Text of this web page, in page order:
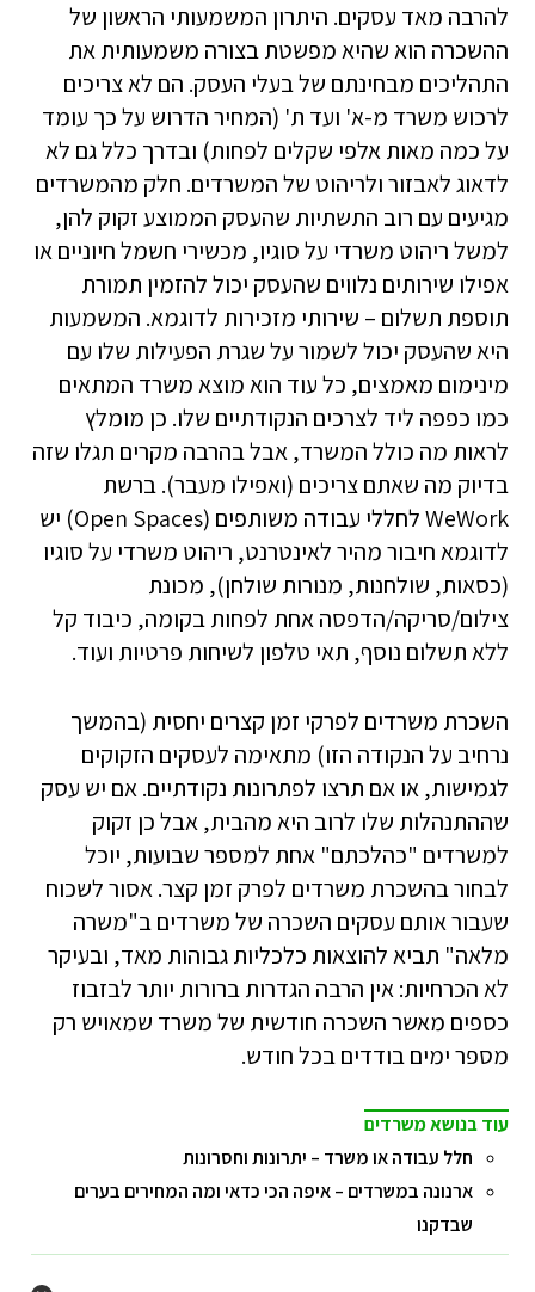
להרבה מאד עסקים. היתרון המשמעותי הראשון של
ההשכרה הוא שהיא מפשטת בצורה משמעותית את
התהליכים מבחינתם של בעלי העסק. הם לא צריכים
לרכוש משרד מ-א' ועד ת' (המחיר הדרוש על כך עומד
על כמה מאות אלפי שקלים לפחות) ובדרך כלל גם לא
לדאוג לאבזור ולריהוט של המשרדים. חלק מהמשרדים
מגיעים עם רוב התשתיות שהעסק הממוצע זקוק להן,
למשל ריהוט משרדי על סוגיו, מכשירי חשמל חיוניים או
אפילו שירותים נלווים שהעסק יכול להזמין תמורת
תוספת תשלום – שירותי מזכירות לדוגמא. המשמעות
היא שהעסק יכול לשמור על שגרת הפעילות שלו עם
מינימום מאמצים, כל עוד הוא מוצא משרד המתאים
כמו כפפה ליד לצרכים הנקודתיים שלו. כן מומלץ
לראות מה כולל המשרד, אבל בהרבה מקרים תגלו שזה
בדיוק מה שאתם צריכים (ואפילו מעבר). ברשת
WeWork לחללי עבודה משותפים (Open Spaces) יש
לדוגמא חיבור מהיר לאינטרנט, ריהוט משרדי על סוגיו
(כסאות, שולחנות, מנורות שולחן), מכונת
צילום/סריקה/הדפסה אחת לפחות בקומה, כיבוד קל
ללא תשלום נוסף, תאי טלפון לשיחות פרטיות ועוד.
השכרת משרדים לפרקי זמן קצרים יחסית (בהמשך
נרחיב על הנקודה הזו) מתאימה לעסקים הזקוקים
לגמישות, או אם תרצו לפתרונות נקודתיים. אם יש עסק
שההתנהלות שלו לרוב היא מהבית, אבל כן זקוק
למשרדים "כהלכתם" אחת למספר שבועות, יוכל
לבחור בהשכרת משרדים לפרק זמן קצר. אסור לשכוח
שעבור אותם עסקים השכרה של משרדים ב"משרה
מלאה" תביא להוצאות כלכליות גבוהות מאד, ובעיקר
לא הכרחיות: אין הרבה הגדרות ברורות יותר לבזבוז
כספים מאשר השכרה חודשית של משרד שמאויש רק
מספר ימים בודדים בכל חודש.
עוד בנושא משרדים
חלל עבודה או משרד – יתרונות וחסרונות
ארנונה במשרדים – איפה הכי כדאי ומה המחירים בערים
שבדקנו